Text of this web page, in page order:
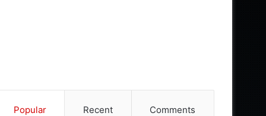
Popular Recent Comments